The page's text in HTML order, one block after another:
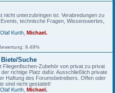
nicht unterzubringen ist. Verabredungen zu
technische Fragen, Wissenswertes,
Olaf Kurth
Michael.
9.49%
Suche
Fliegenfischen-Zubehör von privat zu privat
richtige Platz dafür. Ausschließlich private
Haftung des Forumsbetreibers. Offen oder
sind nicht gestattet!
Olaf Kurth
Michael.